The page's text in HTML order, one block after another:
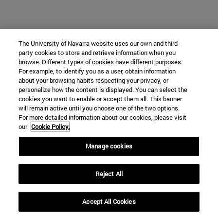
The University of Navarra website uses our own and third-
party cookies to store and retrieve information when you
browse. Different types of cookies have different purposes.
For example, to identify you as a user, obtain information
about your browsing habits respecting your privacy, or
personalize how the content is displayed. You can select the
cookies you want to enable or accept them all. This banner
will remain active until you choose one of the two options.
For more detailed information about our cookies, please visit
our Cookie Policy.
Manage cookies
Reject All
Accept All Cookies